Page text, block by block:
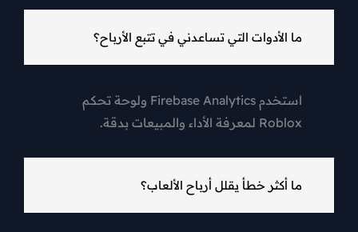
ما الأدوات التي تساعدني في تتبع الأرباح؟
استخدم Firebase Analytics ولوحة تحكم
Roblox لمعرفة الأداء والمبيعات بدقة.
ما أكثر خطأ يقلل أرباح الألعاب؟